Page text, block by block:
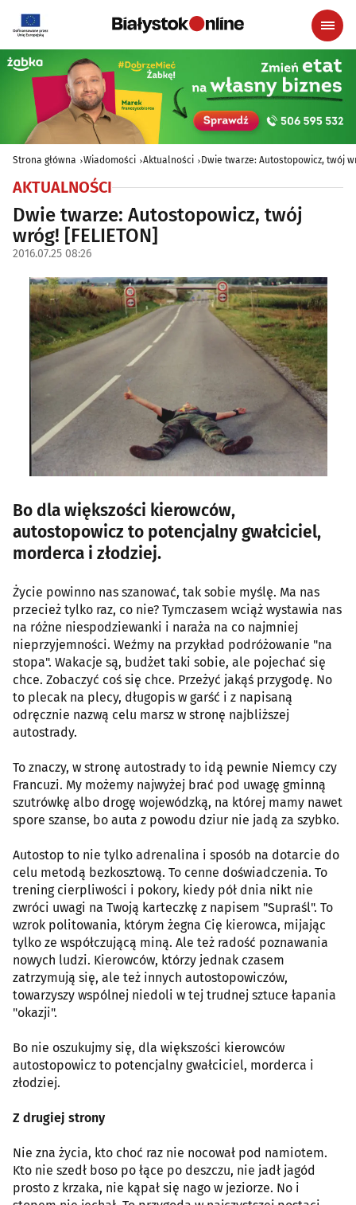
Strona główna Wiadomości Aktualności Dwie twarze: Autostopowicz, twój
AKTUALNOŚCI
Dwie twarze: Autostopowicz, twój
wróg! [FELIETON]
2016.07.25 08:26
Bo dla większości kierowców,
autostopowicz to potencjalny gwałciciel,
morderca i złodziej.
Życie powinno nas szanować, tak sobie myślę. Ma nas
przecież tylko raz, co nie? Tymczasem wciąż wystawia nas
na różne niespodziewanki i naraża na co najmniej
nieprzyjemności. Weźmy na przykład podróżowanie "na
stopa". Wakacje są, budżet taki sobie, ale pojechać się
chce. Zobaczyć coś się chce. Przeżyć jakąś przygodę. No
to plecak na plecy, długopis w garść i z napisaną
odręcznie nazwą celu marsz w stronę najbliższej
autostrady.
To znaczy, w stronę autostrady to idą pewnie Niemcy czy
Francuzi. My możemy najwyżej brać pod uwagę gminną
szutrówkę albo drogę wojewódzką, na której mamy nawet
spore szanse, bo auta z powodu dziur nie jadą za szybko.
Autostop to nie tylko adrenalina i sposób na dotarcie do
celu metodą bezkosztową. To cenne doświadczenia. To
trening cierpliwości i pokory, kiedy pół dnia nikt nie
zwróci uwagi na Twoją karteczkę z napisem "Supraśl". To
wzrok politowania, którym żegna Cię kierowca, mijając
tylko ze współczującą miną. Ale też radość poznawania
nowych ludzi. Kierowców, którzy jednak czasem
zatrzymują się, ale też innych autostopowiczów,
towarzyszy wspólnej niedoli w tej trudnej sztuce łapania
"okazji".
Bo nie oszukujmy się, dla większości kierowców
autostopowicz to potencjalny gwałciciel, morderca i
złodziej.
Z drugiej strony
Nie zna życia, kto choć raz nie nocował pod namiotem.
Kto nie szedł boso po łące po deszczu, nie jadł jagód
prosto z krzaka, nie kąpał się nago w jeziorze. No i